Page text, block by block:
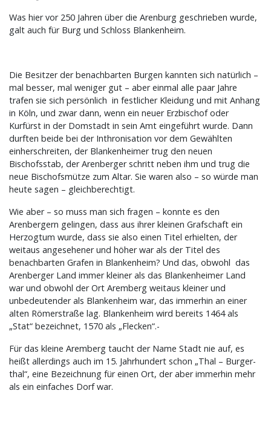
Was hier vor 250 Jahren über die Arenburg geschrieben wurde,
galt auch für Burg und Schloss Blankenheim.
Die Besitzer der benachbarten Burgen kannten sich natürlich –
mal besser, mal weniger gut – aber einmal alle paar Jahre
trafen sie sich persönlich in festlicher Kleidung und mit Anhang
in Köln, und zwar dann, wenn ein neuer Erzbischof oder
Kurfürst in der Domstadt in sein Amt eingeführt wurde. Dann
durften beide bei der Inthronisation vor dem Gewählten
einherschreiten, der Blankenheimer trug den neuen
Bischofsstab, der Arenberger schritt neben ihm und trug die
neue Bischofsmütze zum Altar. Sie waren also – so würde man
heute sagen – gleichberechtigt.
Wie aber – so muss man sich fragen – konnte es den
Arenbergern gelingen, dass aus ihrer kleinen Grafschaft ein
Herzogtum wurde, dass sie also einen Titel erhielten, der
weitaus angesehener und höher war als der Titel des
benachbarten Grafen in Blankenheim? Und das, obwohl das
Arenberger Land immer kleiner als das Blankenheimer Land
war und obwohl der Ort Aremberg weitaus kleiner und
unbedeutender als Blankenheim war, das immerhin an einer
alten Römerstraße lag. Blankenheim wird bereits 1464 als
„Stat“ bezeichnet, 1570 als „Flecken“.-
Für das kleine Aremberg taucht der Name Stadt nie auf, es
heißt allerdings auch im 15. Jahrhundert schon „Thal – Burger-
thal“, eine Bezeichnung für einen Ort, der aber immerhin mehr
als ein einfaches Dorf war.